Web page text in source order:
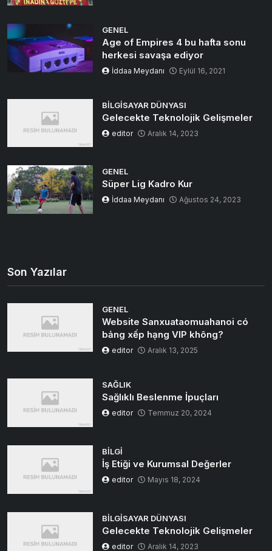
GENEL
Age of Empires 4 bu hafta sonu
herkesi savaşa ediyor
İddaa Meydanı Eylül 16, 2021
BILGISAYAR DÜNYASI
Gelecekte Teknolojik Gelişmeler
editor Aralık 14, 2023
GENEL
Süper Lig Kadro Kur
İddaa Meydanı Ağustos 24, 2023
Son Yazılar
GENEL
Website Sanxuataomuahanoi có
bảng xếp hạng VIP không?
editor Aralık 13, 2025
SAĞLIK
Sağlıklı Beslenme İpuçları
editor Temmuz 20, 2024
BILGI
İş Etiği ve Kurumsal Değerler
editor Mayıs 18, 2024
BILGISAYAR DÜNYASI
Gelecekte Teknolojik Gelişmeler
editor Aralık 14, 2023